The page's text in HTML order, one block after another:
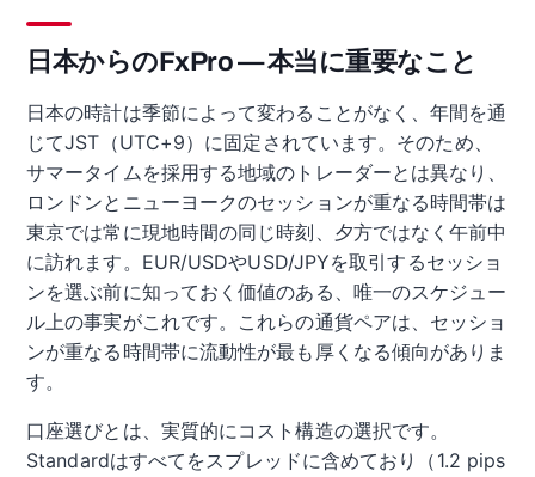
日本からのFxPro — 本当に重要なこと
日本の時計は季節によって変わることがなく、年間を通
じてJST（UTC+9）に固定されています。そのため、
サマータイムを採用する地域のトレーダーとは異なり、
ロンドンとニューヨークのセッションが重なる時間帯は
東京では常に現地時間の同じ時刻、夕方ではなく午前中
に訪れます。EUR/USDやUSD/JPYを取引するセッショ
ンを選ぶ前に知っておく価値のある、唯一のスケジュー
ル上の事実がこれです。これらの通貨ペアは、セッショ
ンが重なる時間帯に流動性が最も厚くなる傾向がありま
す。
口座選びとは、実質的にコスト構造の選択です。
Standardはすべてをスプレッドに含めており（1.2 pips